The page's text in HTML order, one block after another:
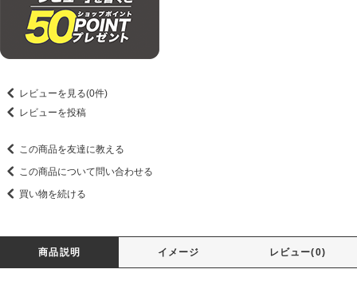
レビューを見る(0件)
レビューを投稿
この商品を友達に教える
この商品について問い合わせる
買い物を続ける
商品説明 イメージ レビュー(0)